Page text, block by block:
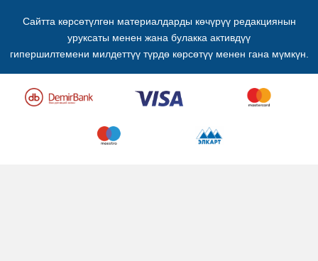
Сайтта көрсөтүлгөн материалдарды көчүрүү редакциянын
уруксаты менен жана булакка активдүү
гипершилтемени милдеттүү түрдө көрсөтүү менен гана мүмкүн.